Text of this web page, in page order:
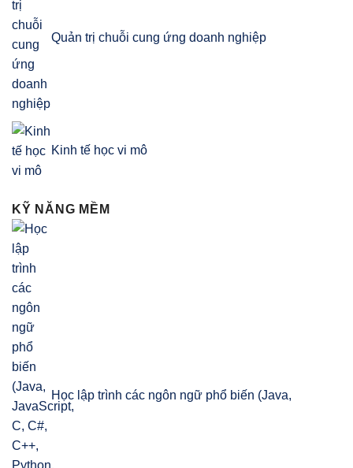
Quản trị chuỗi cung ứng doanh nghiệp
Kinh tế học vi mô
KỸ NĂNG MỀM
Học lập trình các ngôn ngữ phổ biến (Java,